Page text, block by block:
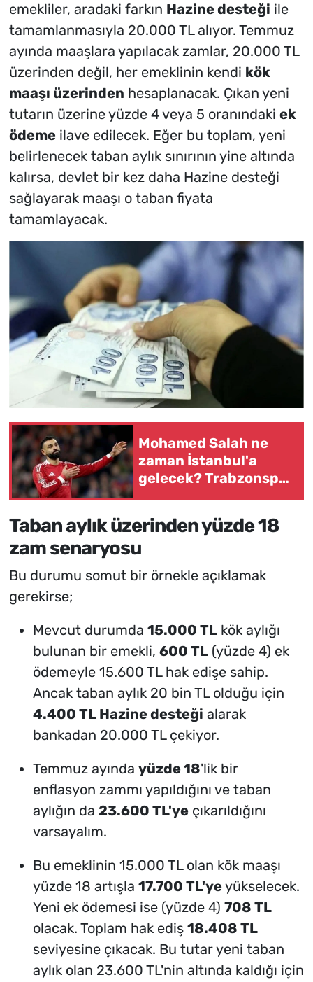
emekliler, aradaki farkın Hazine desteği ile
tamamlanmasıyla 20.000 TL alıyor. Temmuz
ayında maaşlara yapılacak zamlar, 20.000 TL
üzerinden değil, her emeklinin kendi kök
maaşı üzerinden hesaplanacak. Çıkan yeni
tutarın üzerine yüzde 4 veya 5 oranındaki ek
ödemeilave edilecek. Eğer bu toplam, yeni
belirlenecek taban aylık sınırının yine altında
kalırsa, devlet bir kez daha Hazine desteği
sağlayarak maaşı o taban fiyata
tamamlayacak.
Mohamed Salah ne
zaman İstanbul'a
gelecek? Trabzonspor
geliş saatinde
Taban aylık üzerinden yüzde 18
zam senaryosu
Bu durumu somut bir örnekle açıklamak
gerekirse;
Mevcut durumda 15.000 TLkök aylığı
bulunan bir emekli, 600 TL(yüzde 4) ek
ödemeyle 15.600 TL hak edişe sahip.
Ancak taban aylık 20 bin TL olduğu için
4.400 TL Hazine desteği alarak
bankadan 20.000 TL çekiyor.
Temmuz ayında yüzde 18'lik bir
enflasyon zammı yapıldığını ve taban
aylığın da 23.600 TL'yeçıkarıldığını
varsayalım.
Bu emeklinin 15.000 TL olan kök maaşı
yüzde 18 artışla 17.700 TL'yeyükselecek.
Yeni ek ödemesi ise (yüzde 4) 708 TL
olacak. Toplam hak ediş 18.408 TL
seviyesine çıkacak. Bu tutar yeni taban
aylık olan 23.600 TL'nin altında kaldığı için